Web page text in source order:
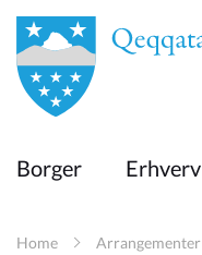
en
Borger
Erhverv
Borger Erhverv
Home Arrangementer